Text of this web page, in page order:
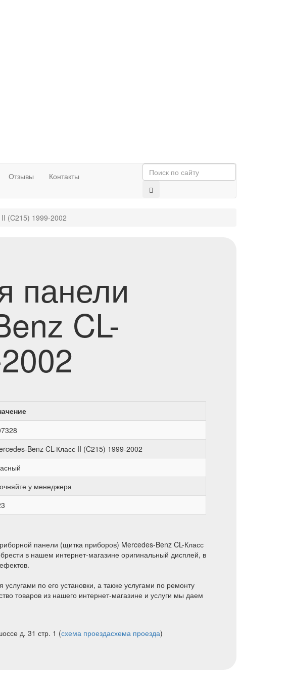
Отзывы Контакты
(C215) 1999-2002
панели
CL-
Benz CL-Класс II (C215) 1999-2002
у менеджера
панели (щитка приборов) Mercedes-Benz CL-Класс
в нашем интернет-магазине оригинальный дисплей, в
по его установки, а также услугами по ремонту
товаров из нашего интернет-магазине и услуги мы даем
д. 31 стр. 1 (схема проездасхема проезда)